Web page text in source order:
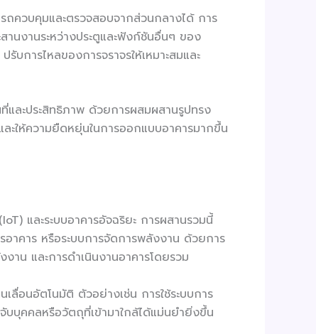
ถควบคุมและตรวจสอบจากส่วนกลางได้ การ
านงานระหว่างประตูและฟังก์ชันอื่นๆ ของ
บการไหลของการจราจรให้เหมาะสมและ
และประสิทธิภาพ ด้วยการผสมผสานรูปทรง
ะให้ความยืดหยุ่นในการออกแบบอาคารมากขึ้น
และระบบอาคารอัจฉริยะ การผสานรวมนี้
อาคาร หรือระบบการจัดการพลังงาน ด้วยการ
าน และการดำเนินงานอาคารโดยรวม
ลื่อนอัตโนมัติ ตัวอย่างเช่น การใช้ระบบการ
บบุคคลหรือวัตถุที่เข้ามาใกล้ได้แม่นยำยิ่งขึ้น